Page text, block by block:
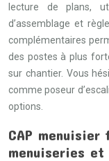
lecture de plans,
d’assemblage et
complémentaires
des postes à plus
sur chantier. Vous
comme poseur
options.
CAP
menuiseries